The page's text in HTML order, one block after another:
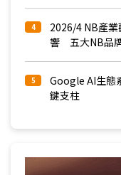
4
2026/4 NB產
響 五大NB品
5
Google AI生
鍵支柱